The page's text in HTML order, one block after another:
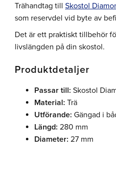
Trähandtag till Skostol
som reservdel vid byte av
Det är ett praktiskt tillbehör
livslängden på din skostol.
Produktdetaljer
Passar till: Skostol
Material: Trä
Utförande: Gängad i
Längd: 280 mm
Diameter: 27 mm